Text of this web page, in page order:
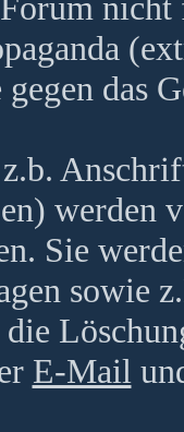
das
werden
Sie
sowie
E-Mail